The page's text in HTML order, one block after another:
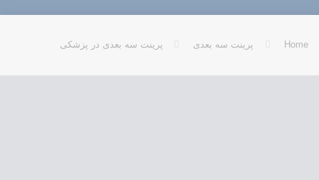
Home پرینت سه بعدی پرینت سه بعدی در پزشکی